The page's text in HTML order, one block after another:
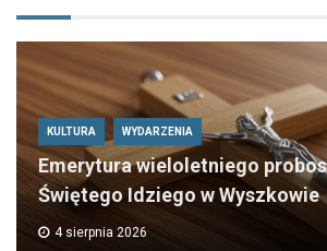
KULTURA WYDARZENIA
Emerytura wieloletniego
Świętego Idziego w Wyszkowie
4 sierpnia 2026